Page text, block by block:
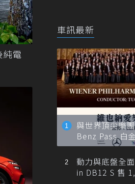
電
車訊最新
與世界頂尖樂
Benz Pass 白
也納愛樂
動力與底盤全
in DB12 S 售